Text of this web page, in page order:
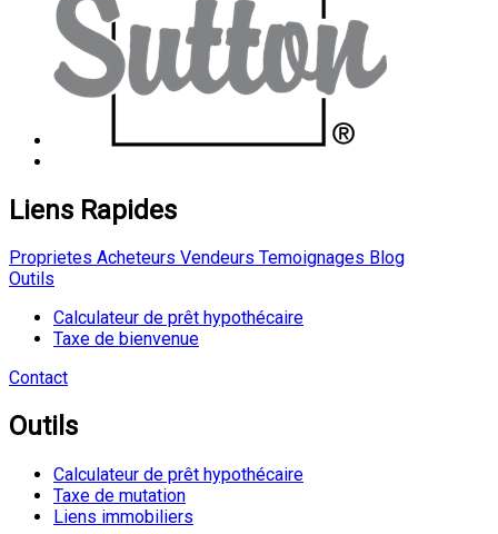
Liens Rapides
Proprietes Acheteurs Vendeurs Temoignages Blog
Outils
Calculateur de prêt hypothécaire
Taxe de bienvenue
Contact
Outils
Calculateur de prêt hypothécaire
Taxe de mutation
Liens immobiliers